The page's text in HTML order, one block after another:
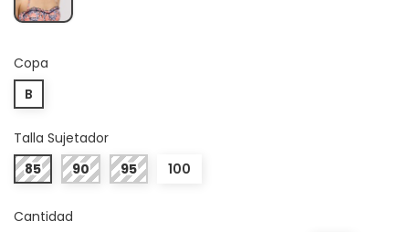
Copa
B
Talla Sujetador
85
90 95 100
Cantidad